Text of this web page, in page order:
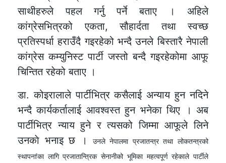
साथीहरुले पहल गर्नु पर्ने बताए । अहिले
कांग्रेसभित्रको एकता, सौहार्दता तथा स्वच्छ
प्रतिस्पर्धा हराउँदै गइरहेको भन्दै उनले बिस्तारै नेपाली
कांग्रेस कम्युनिस्ट पार्टी जस्तो बन्दै गइरहेकोमा आफू
चिन्तित रहेको बताए ।
डा. कोइरालाले पार्टीभित्र कसैलाई अन्याय हुन नदिने
भन्दै कार्यकर्तालाई आवश्वस्त हुन भनेका थिए । अब
पार्टीभित्र न्याय हुने र त्यसको जिम्मा आफूले लिने
उनकाे भनाइ छ ।
उनले नेपालमा प्रजातन्त्र तथा लोकतन्त्रको
स्थापनfका लागि प्रजातान्त्रिक सेनानीको भूमिका महत्वपूर्ण रहेकाले पार्टीले